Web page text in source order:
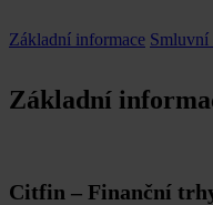
Základní informace Smluvní
Základní
Citfin – Finanční